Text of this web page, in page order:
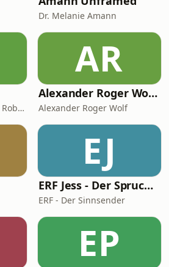
Dr. Melanie Amann
Dagmar Rosenfeld und Robin Alexander
AR
Alexander Roger Wolf - 🎙 Get the Job – Der Podcast für starke Präsenz vor der Kamera & auf Social Media
Alexander Roger Wolf
EJ
ERF Jess - Der Spruch des Tages
ERF - Der Sinnsender
EP